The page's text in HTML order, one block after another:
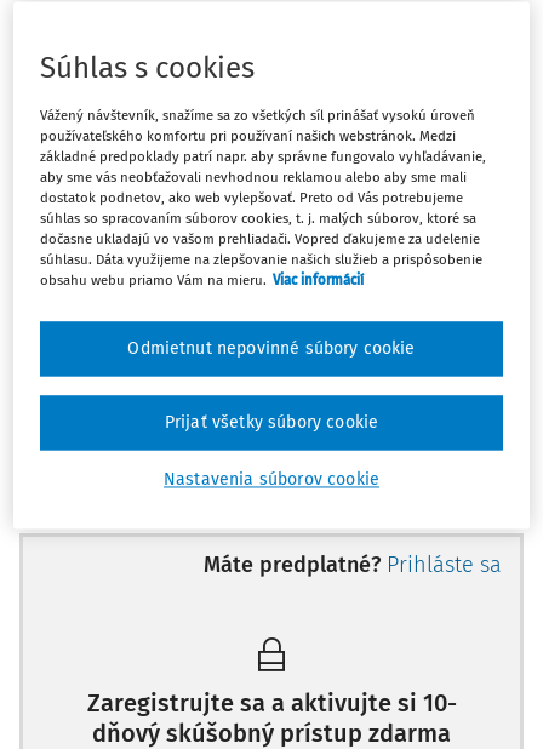
Účasť pedagogického zamestnanca na voľbách do
rady školy
Môže sa zúčastniť voľby do rady školy za kategóriu
pedagogických zamestnancov zamestnanec, ktorý je práce
neschopný, resp. ošetruje člena rodiny, má riadnu
dovolenku, celodenné ošetrenie?
Podľa§ 25 ods. 5 a 6 zákona č. 596/2003 Z. z. o štátnej
správe v školstve a školskej samospráve a o zmene
a doplnení niektorých zákonov v znení neskorších
predpisov (ďalej len „zákon č. 596/2003 Z. z.“
v rade školy vzniká zvolením člena (zástupca
rodičov) a delegovaním člena (zástupca zriaďovateľa). V
sa ustanovuje spôsob, akým
členstvo v rady školy zaniká (uplynutím funkčného
riaditeľom, resp. zástupcom riaditeľa, ak sa skončí
pracovnoprávny vzťah so školou, ak ide o zástupcu za
o zástupcu za rodičov, odvolaním zvoleného
Máte predplatné? Prihláste sa
Zaregistrujte sa a aktivujte si 10-
dňový skúšobný prístup zdarma
Súhlas s cookies
Vážený návštevník, snažíme sa zo všetkých síl prinášať vysokú úroveň
používateľského komfortu pri používaní našich webstránok. Medzi
základné predpoklady patrí napr. aby správne fungovalo vyhľadávanie,
aby sme vás neobťažovali nevhodnou reklamou alebo aby sme mali
dostatok podnetov, ako web vylepšovať. Preto od Vás potrebujeme
súhlas so spracovaním súborov cookies, t. j. malých súborov, ktoré sa
dočasne ukladajú vo vašom prehliadači. Vopred ďakujeme za udelenie
súhlasu. Dáta využijeme na zlepšovanie našich služieb a prispôsobenie
obsahu webu priamo Vám na mieru. Viac informácií
Nastavenia súborov cookie
Odmietnut nepovinné súbory cookie
Prijať všetky súbory cookie